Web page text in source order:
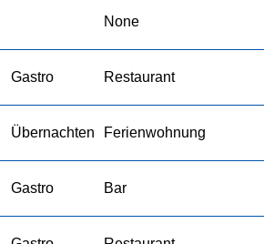
None
Gastro Restaurant
Übernachten Ferienwohnung
Gastro Bar